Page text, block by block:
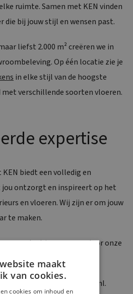
ruimte. Samen met KEN vinden
die bij jouw stijl en wensen past.
liefst 2.000 m² creëren we in
Op één locatie zie je
in elke stijl van de hoogste
verschillende soorten vloeren.
expertise
biedt een volledig en
ontzorgt en inspireert op het
en vloeren. Wij zijn er om jouw
te maken.
en laat je verrassen door onze
vind je op www.kenjanssen.nl.
maakt
van cookies.
cookies om inhoud en